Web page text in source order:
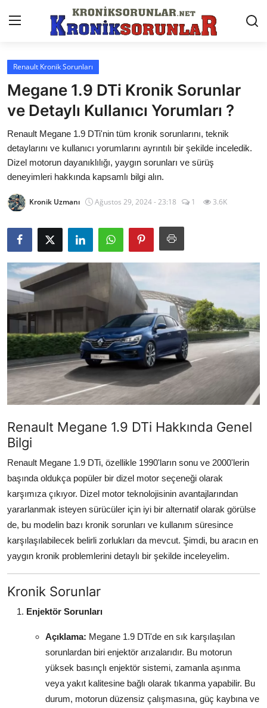
Anasayfa
Markalar
İletişim
Trafik & Cezalar
Sigorta & Kasko
Vergi & ÖTV & MTV
Muayene & Ruhsat
Sorgulamalar
İkinci El & Alım-Satım
Bakım & Arıza Çözümleri
Elektrikli & Hibrit
Kiralama & Filo
Sürüş & Güvenlik
Yağlar & Sıvılar
LPG & Yakıt
Elektrik & Akü
Klima & Konfor
Aydınlatma & Görüş
Şanzıman & Aktarma
Renault Kronik Sorunları
Megane 1.9 DTi Kronik Sorunlar
ve Detaylı Kullanıcı Yorumları ?
Renault Megane 1.9 DTi'nin tüm kronik sorunlarını, teknik
detaylarını ve kullanıcı yorumlarını ayrıntılı bir şekilde inceledik.
Dizel motorun dayanıklılığı, yaygın sorunları ve sürüş
deneyimleri hakkında kapsamlı bilgi alın.
Kronik Uzmanı Ağustos 29, 2024 - 23:18 1 3.6K
Renault Megane 1.9 DTi Hakkında Genel
Bilgi
Renault Megane 1.9 DTi, özellikle 1990'ların sonu ve 2000'lerin
başında oldukça popüler bir dizel motor seçeneği olarak
karşımıza çıkıyor. Dizel motor teknolojisinin avantajlarından
yararlanmak isteyen sürücüler için iyi bir alternatif olarak görülse
de, bu modelin bazı kronik sorunları ve kullanım süresince
karşılaşılabilecek belirli zorlukları da mevcut. Şimdi, bu aracın en
yaygın kronik problemlerini detaylı bir şekilde inceleyelim.
Kronik Sorunlar
Enjektör Sorunları
Açıklama: Megane 1.9 DTi'de en sık karşılaşılan
sorunlardan biri enjektör arızalarıdır. Bu motorun
yüksek basınçlı enjektör sistemi, zamanla aşınma
veya yakıt kalitesine bağlı olarak tıkanma yapabilir. Bu
durum, motorun düzensiz çalışmasına, güç kaybına ve